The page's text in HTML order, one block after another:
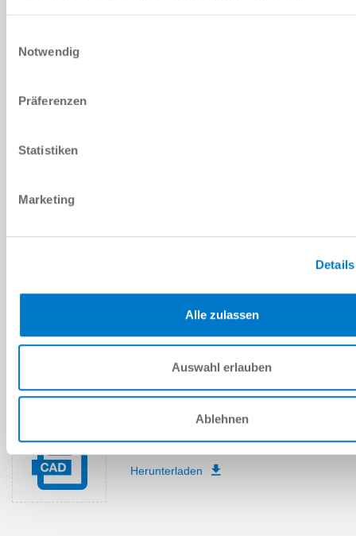
Notwendig
Präferenzen
Statistiken
Marketing
Alle zulassen
Auswahl erlauben
Ablehnen
diese.*
ANFRAGE SENDEN
PDF-Datenblatt
Herunterladen
Download CAD-Daten
Herunterladen